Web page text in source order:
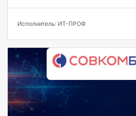
Исполнитель: ИТ-ПРОФ